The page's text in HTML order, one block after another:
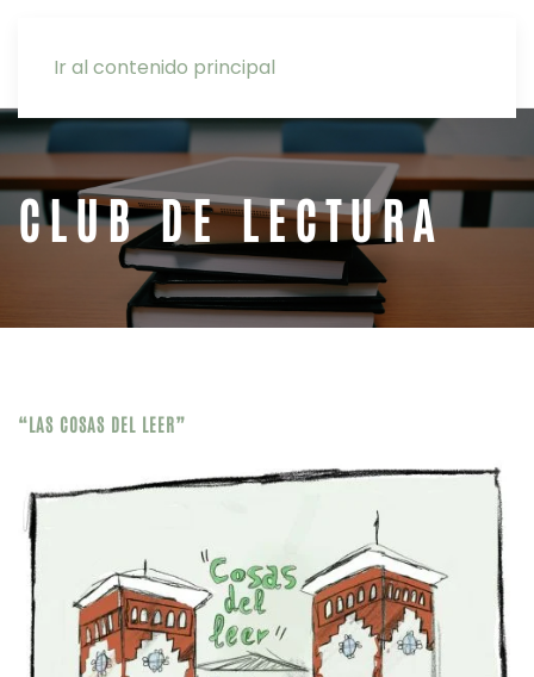
Ir al contenido principal
CLUB DE LECTURA
“LAS COSAS DEL LEER”